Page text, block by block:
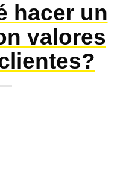
hacer un
valores